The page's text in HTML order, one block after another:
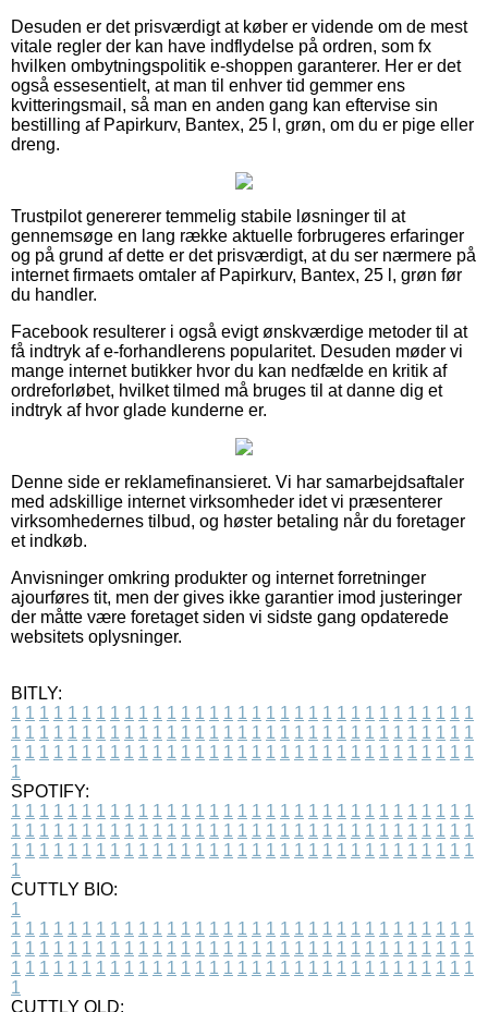
Desuden er det prisværdigt at køber er vidende om de mest
vitale regler der kan have indflydelse på ordren, som fx
hvilken ombytningspolitik e-shoppen garanterer. Her er det
også essesentielt, at man til enhver tid gemmer ens
kvitteringsmail, så man en anden gang kan eftervise sin
bestilling af Papirkurv, Bantex, 25 l, grøn, om du er pige eller
dreng.
Trustpilot genererer temmelig stabile løsninger til at
gennemsøge en lang række aktuelle forbrugeres erfaringer
og på grund af dette er det prisværdigt, at du ser nærmere på
internet firmaets omtaler af Papirkurv, Bantex, 25 l, grøn før
du handler.
Facebook resulterer i også evigt ønskværdige metoder til at
få indtryk af e-forhandlerens popularitet. Desuden møder vi
mange internet butikker hvor du kan nedfælde en kritik af
ordreforløbet, hvilket tilmed må bruges til at danne dig et
indtryk af hvor glade kunderne er.
Denne side er reklamefinansieret. Vi har samarbejdsaftaler
med adskillige internet virksomheder idet vi præsenterer
virksomhedernes tilbud, og høster betaling når du foretager
et indkøb.
Anvisninger omkring produkter og internet forretninger
ajourføres tit, men der gives ikke garantier imod justeringer
der måtte være foretaget siden vi sidste gang opdaterede
websitets oplysninger.
BITLY:
1 1 1 1 1 1 1 1 1 1 1 1 1 1 1 1 1 1 1 1 1 1 1 1 1 1 1 1 1 1 1 1 1
1 1 1 1 1 1 1 1 1 1 1 1 1 1 1 1 1 1 1 1 1 1 1 1 1 1 1 1 1 1 1 1 1
1 1 1 1 1 1 1 1 1 1 1 1 1 1 1 1 1 1 1 1 1 1 1 1 1 1 1 1 1 1 1 1 1
1
SPOTIFY:
1 1 1 1 1 1 1 1 1 1 1 1 1 1 1 1 1 1 1 1 1 1 1 1 1 1 1 1 1 1 1 1 1
1 1 1 1 1 1 1 1 1 1 1 1 1 1 1 1 1 1 1 1 1 1 1 1 1 1 1 1 1 1 1 1 1
1 1 1 1 1 1 1 1 1 1 1 1 1 1 1 1 1 1 1 1 1 1 1 1 1 1 1 1 1 1 1 1 1
1
CUTTLY BIO:
1
1 1 1 1 1 1 1 1 1 1 1 1 1 1 1 1 1 1 1 1 1 1 1 1 1 1 1 1 1 1 1 1 1
1 1 1 1 1 1 1 1 1 1 1 1 1 1 1 1 1 1 1 1 1 1 1 1 1 1 1 1 1 1 1 1 1
1 1 1 1 1 1 1 1 1 1 1 1 1 1 1 1 1 1 1 1 1 1 1 1 1 1 1 1 1 1 1 1 1
1
CUTTLY OLD: